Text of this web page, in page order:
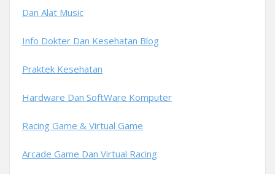
Dan Alat Music
Info Dokter Dan Kesehatan Blog
Praktek Kesehatan
Hardware Dan SoftWare Komputer
Racing Game & Virtual Game
Arcade Game Dan Virtual Racing